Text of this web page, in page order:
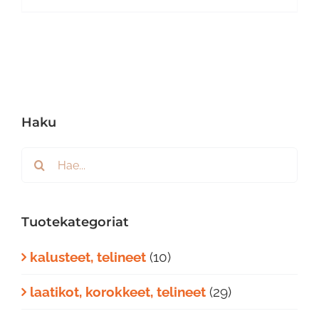
Haku
Etsi
Tuotekategoriat
kalusteet, telineet (10)
laatikot, korokkeet, telineet (29)